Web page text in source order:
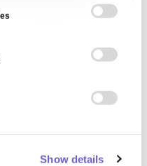
Show details
취득해 규정 준수를 입증하고